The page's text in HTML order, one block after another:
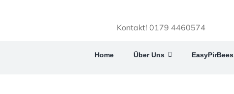
Kontakt! 0179 4460574
Home Über Uns EasyPirBees